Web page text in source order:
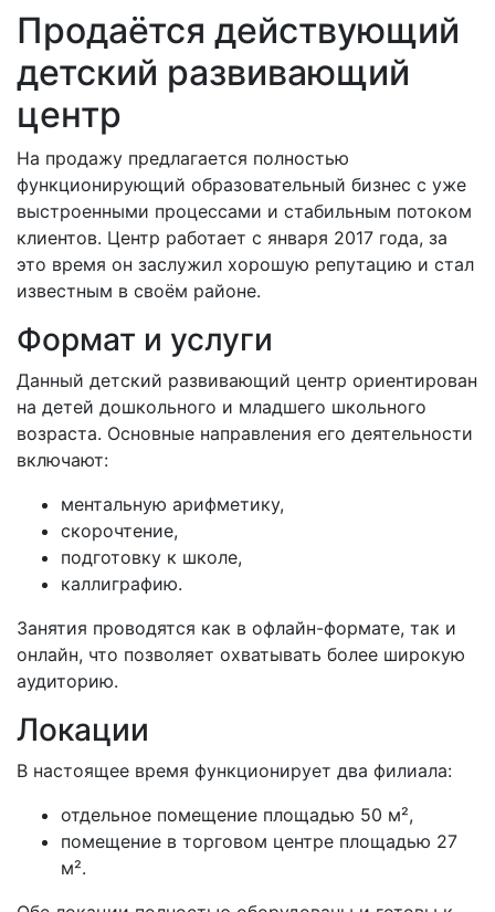
Продаётся действующий
детский развивающий
центр
На продажу предлагается полностью
функционирующий образовательный бизнес с уже
выстроенными процессами и стабильным потоком
клиентов. Центр работает с января 2017 года, за
это время он заслужил хорошую репутацию и стал
известным в своём районе.
Формат и услуги
Данный детский развивающий центр ориентирован
на детей дошкольного и младшего школьного
возраста. Основные направления его деятельности
включают:
ментальную арифметику,
скорочтение,
подготовку к школе,
каллиграфию.
Занятия проводятся как в офлайн-формате, так и
онлайн, что позволяет охватывать более широкую
аудиторию.
Локации
В настоящее время функционирует два филиала:
отдельное помещение площадью 50 м²,
помещение в торговом центре площадью 27
м².